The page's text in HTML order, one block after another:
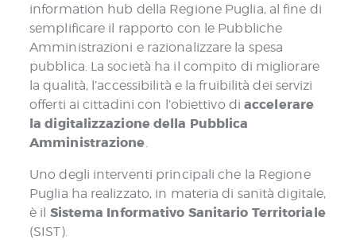
information hub della Regione Puglia, al fine di
semplificare il rapporto con le Pubbliche
Amministrazioni e razionalizzare la spesa
pubblica. La società ha il compito di migliorare
la qualità, l’accessibilità e la fruibilità dei servizi
offerti ai cittadini con l’obiettivo diaccelerare
la digitalizzazione della Pubblica
Amministrazione.
Uno degli interventi principali che la Regione
Puglia ha realizzato, in materia di sanità digitale,
è il Sistema Informativo Sanitario Territoriale
(SIST).